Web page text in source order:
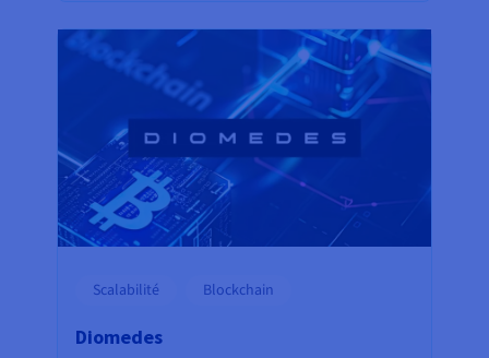
Scalabilité Blockchain
Diomedes